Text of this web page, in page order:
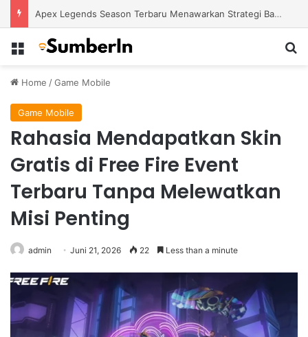
Apex Legends Season Terbaru Menawarkan Strategi Baru Melalui Kehadiran Legend Generasi Berikutnya
Menu
Home /Game Mobile
Game Mobile
Rahasia Mendapatkan Skin
Gratis di Free Fire Event
Terbaru Tanpa Melewatkan
Misi Penting
admin Juni 21, 2026 22 Less than a minute